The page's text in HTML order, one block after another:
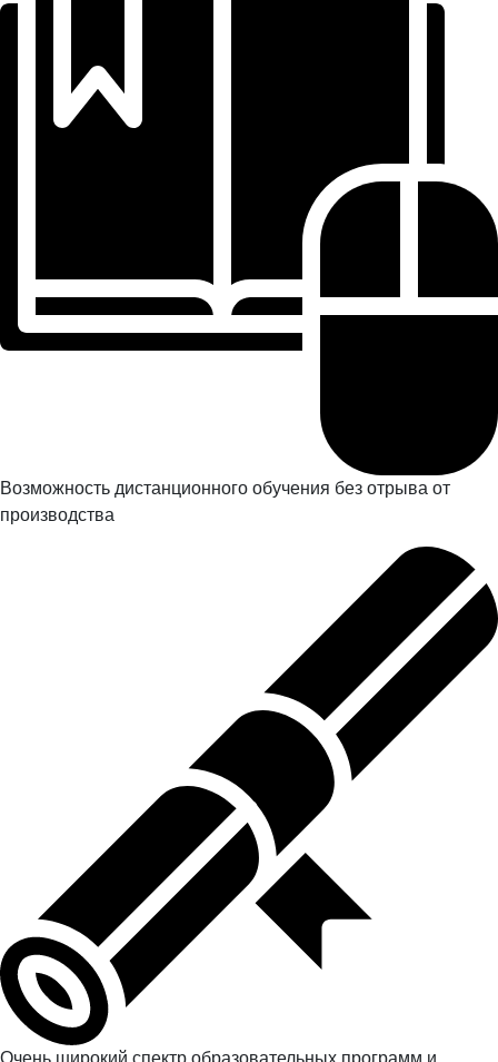
Возможность дистанционного обучения без отрыва от
производства
Очень широкий спектр образовательных программ и